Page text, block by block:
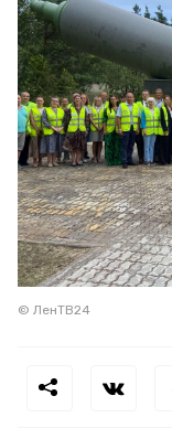
© ЛенТВ24